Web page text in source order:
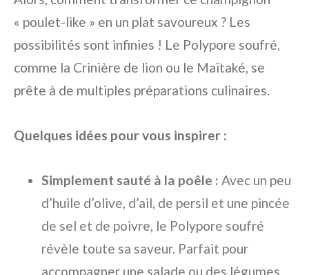
« poulet-like » en un plat savoureux ? Les
possibilités sont infinies ! Le Polypore soufré,
comme la Crinière de lion ou le Maïtaké, se
prête à de multiples préparations culinaires.
Quelques idées pour vous inspirer :
Simplement sauté à la poêle : Avec un peu
d’huile d’olive, d’ail, de persil et une pincée
de sel et de poivre, le Polypore soufré
révèle toute sa saveur. Parfait pour
accompagner une salade ou des légumes